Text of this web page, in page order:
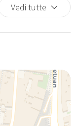
Vedi tutte